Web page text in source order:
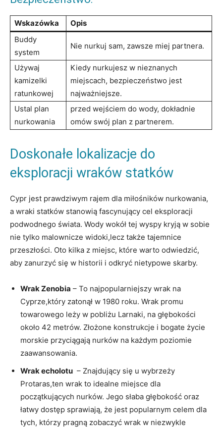
Wskazówka
Opis
Buddy‌
system
Nie⁤ nurkuj sam, zawsze miej partnera.
Używaj ​
kamizelki
ratunkowej
Kiedy ​nurkujesz w nieznanych
miejscach,‌ bezpieczeństwo jest
najważniejsze.
Ustal plan
nurkowania
przed wejściem do wody, dokładnie
omów swój⁤ plan z partnerem.
Doskonałe‌ lokalizacje do
eksploracji wraków statków
Cypr⁢ jest prawdziwym⁤ rajem ⁣dla ⁢miłośników nurkowania,
a wraki statków ‌stanowią fascynujący cel eksploracji
podwodnego świata. ‍Wody wokół tej wyspy kryją w sobie
nie⁣ tylko malownicze‌ widoki,lecz także tajemnice​
przeszłości. Oto kilka z miejsc,⁣ które warto ‍odwiedzić,
aby zanurzyć się w historii i odkryć nietypowe skarby.
Wrak ⁤Zenobia – To najpopularniejszy wrak ⁢na
Cyprze,który zatonął w ⁤1980 roku. Wrak promu
towarowego ​leży w pobliżu Larnaki,‍ na głębokości
około 42 metrów. Złożone ‍konstrukcje i bogate życie​
morskie przyciągają nurków ​na ⁢każdym poziomie
zaawansowania.
Wrak echolotu ​ – Znajdujący⁢ się u wybrzeży
⁤Protaras,ten⁤ wrak to idealne miejsce dla
początkujących nurków.⁣ Jego słaba głębokość oraz
łatwy dostęp sprawiają, że jest popularnym ‍celem ​dla
tych, którzy pragną zobaczyć ⁤wrak ⁢w niezwykle